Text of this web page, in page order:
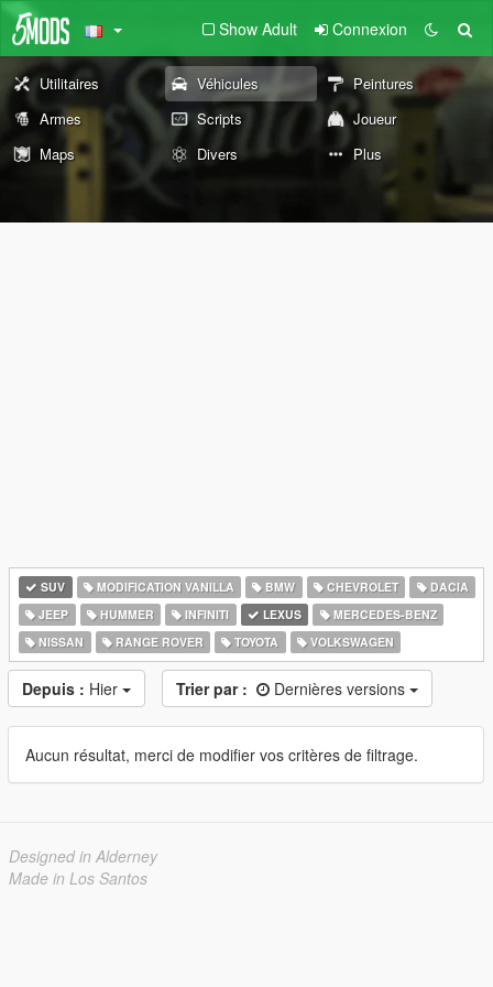
Show Adult Connexion
Utilitaires Véhicules
Peintures
Armes
Scripts
Joueur
Maps
Divers Plus
SUV MODIFICATION VANILLA BMW CHEVROLET
DACIA
JEEP
HUMMER INFINITI LEXUS
MERCEDES-BENZ
NISSAN
RANGE ROVER TOYOTA VOLKSWAGEN
Depuis : Hier Trier par : Dernières versions
Aucun résultat, merci de modifier vos critères de filtrage.
Designed in Alderney
Made in Los Santos